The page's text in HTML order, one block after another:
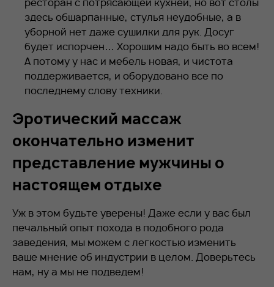
здесь обшарпанные, стулья неудобные, а в
уборной нет даже сушилки для рук. Досуг
будет испорчен… Хорошим надо быть во всем!
А потому у нас и мебель новая, и чистота
поддерживается, и оборудовано все по
последнему слову техники.
Эротический массаж
окончательно изменит
представление мужчины о
настоящем отдыхе
Уж в этом будьте уверены! Даже если у вас был
печальный опыт похода в подобного рода
заведения, мы можем с легкостью изменить
ваше мнение об индустрии в целом. Доверьтесь
нам, ну а мы не подведем!